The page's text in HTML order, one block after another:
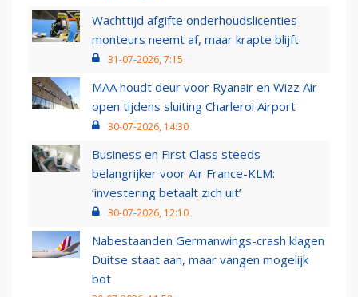
Wachttijd afgifte onderhoudslicenties
monteurs neemt af, maar krapte blijft
31-07-2026, 7:15
MAA houdt deur voor Ryanair en Wizz Air
open tijdens sluiting Charleroi Airport
30-07-2026, 14:30
Business en First Class steeds
belangrijker voor Air France-KLM:
‘investering betaalt zich uit’
30-07-2026, 12:10
Nabestaanden Germanwings-crash klagen
Duitse staat aan, maar vangen mogelijk
bot